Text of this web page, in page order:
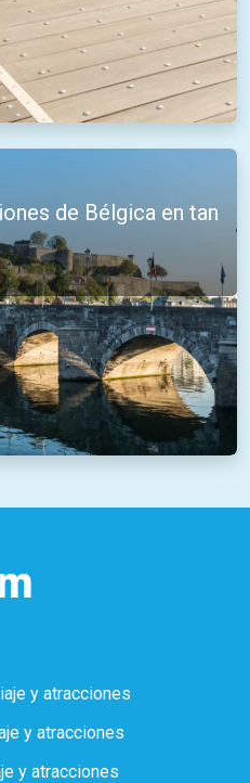
de Bélgica en tan
y atracciones
y atracciones
y atracciones